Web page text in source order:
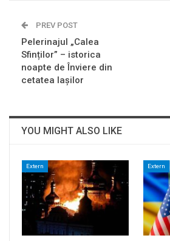
PREV POST
Pelerinajul „Calea
Sfinților” – istorica
noapte de Înviere din
cetatea Iașilor
YOU MIGHT ALSO LIKE
Extern Extern